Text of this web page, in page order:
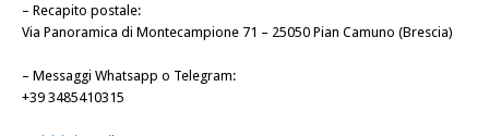
– Recapito postale:
Via Panoramica di Montecampione 71 – 25050 Pian Camuno (Brescia)
– Messaggi Whatsapp o Telegram:
+39 3485410315